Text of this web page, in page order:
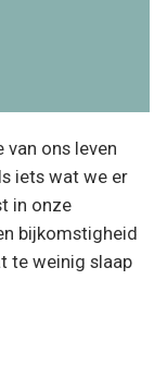
van ons leven
iets wat we er
in onze
bijkomstigheid
te weinig slaap